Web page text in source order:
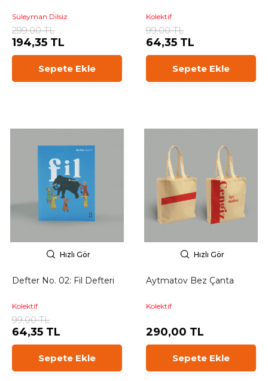
Süleyman Dilsiz
299,00 TL
194,35 TL
Sepete Ekle
Kolektif
99,00 TL
64,35 TL
Sepete Ekle
Hızlı Gör
Defter No. 02: Fil Defteri
Kolektif
99,00 TL
64,35 TL
Sepete Ekle
Hızlı Gör
Aytmatov Bez Çanta
Kolektif
290,00 TL
Sepete Ekle